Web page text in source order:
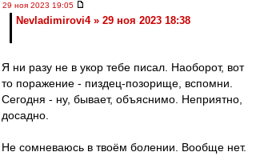
29 ноя 2023 19:05
Nevladimirovi4 » 29 ноя 2023 18:38
Я ни разу не в укор тебе писал. Наоборот, вот
то поражение - пиздец-позорище, вспомни.
Сегодня - ну, бывает, объяснимо. Неприятно,
досадно.
Не сомневаюсь в твоём болении. Вообще нет.